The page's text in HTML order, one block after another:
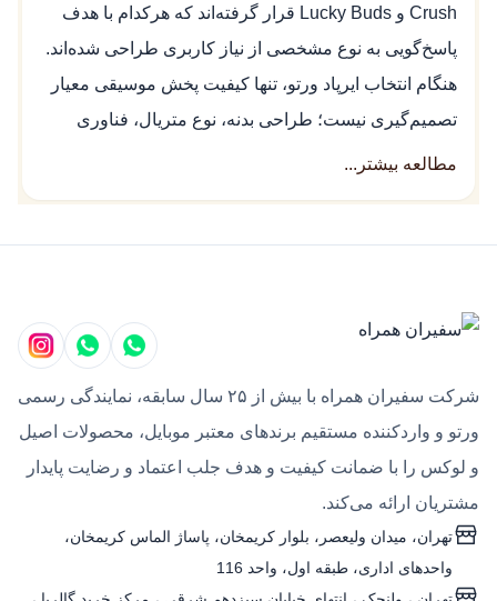
Crush و Lucky Buds قرار گرفته‌اند که هرکدام با هدف
پاسخ‌گویی به نوع مشخصی از نیاز کاربری طراحی شده‌اند.
هنگام انتخاب ایرپاد ورتو، تنها کیفیت پخش موسیقی معیار
تصمیم‌گیری نیست؛ طراحی بدنه، نوع متریال، فناوری
درایورها، امکانات مبتنی بر هوش مصنوعی و سطح
قبل از خرید هندزفری ورتو مدل های آن را بشناسید!
در جدول زیر، انواع مدل‌های هندزفری ورتو و ویژگی‌های
اصلی هرکدام را به‌صورت خلاصه می‌بینید تا مقایسه و
انتخاب برای شما ساده‌تر شود.
هندزفری Phantom بلوتوثی وزن سبک، صدای
هندزفری Crush بلوتوثی طراحی لوکس،
مطالعه بیشتر...
شرکت سفیران همراه با بیش از ۲۵ سال سابقه، نمایندگی رسمی
ورتو و واردکننده مستقیم برندهای معتبر موبایل، محصولات اصیل
و لوکس را با ضمانت کیفیت و هدف جلب اعتماد و رضایت پایدار
مشتریان ارائه می‌کند.
تهران، میدان ولیعصر، بلوار کریمخان، پاساژ الماس کریمخان،
واحدهای اداری، طبقه اول، واحد 116